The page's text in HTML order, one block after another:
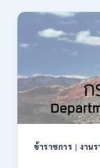
ข้าราชการ |งาน